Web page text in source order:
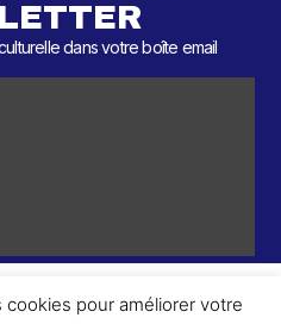
dans votre boîte email
pour améliorer votre